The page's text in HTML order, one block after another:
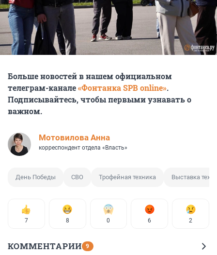
Больше новостей в нашем официальном
телеграм-канале«Фонтанка SPB online».
Подписывайтесь, чтобы первыми узнавать о
важном.
Мотовилова Анна
корреспондент отдела «Власть»
День Победы СВО Трофейная техника Выставка
7 8 0 6 2
КОММЕНТАРИИ 9